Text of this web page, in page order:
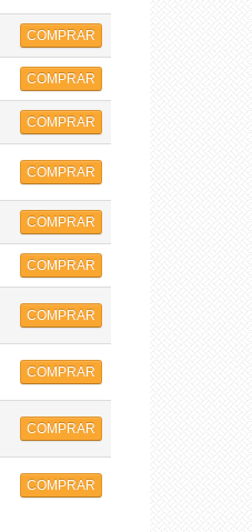
COMPRAR
COMPRAR
COMPRAR
COMPRAR
COMPRAR
COMPRAR
COMPRAR
COMPRAR
COMPRAR
COMPRAR